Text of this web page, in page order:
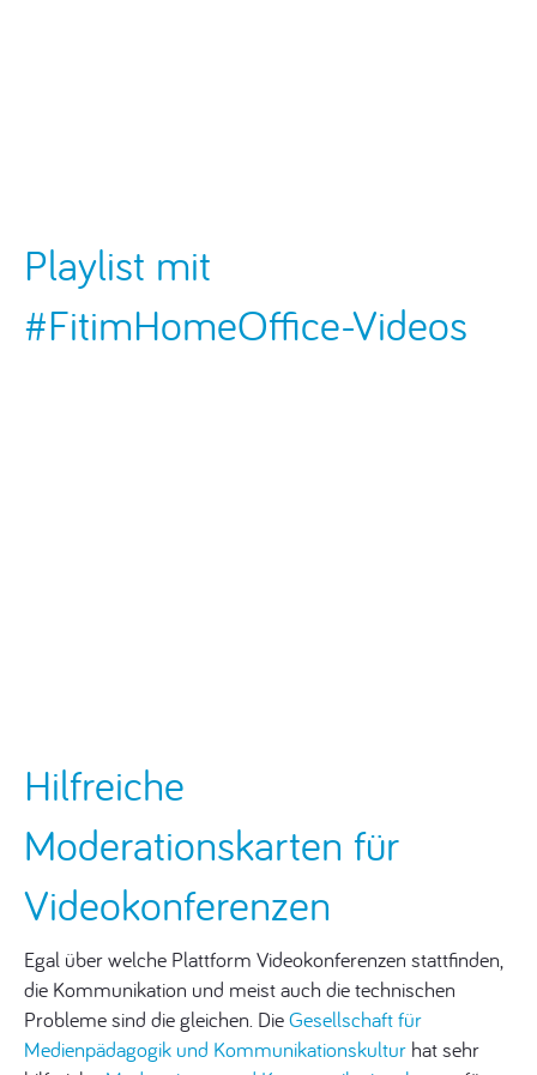
Playlist mit
#FitimHomeOffice-Videos
Hilfreiche
Moderationskarten für
Videokonferenzen
Egal über welche Plattform Videokonferenzen stattfinden,
die Kommunikation und meist auch die technischen
Probleme sind die gleichen. DieGesellschaft für
Medienpädagogik und Kommunikationskultur hat sehr